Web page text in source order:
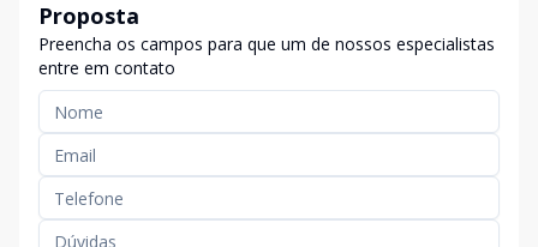
Proposta
Preencha os campos para que um de nossos especialistas
entre em contato